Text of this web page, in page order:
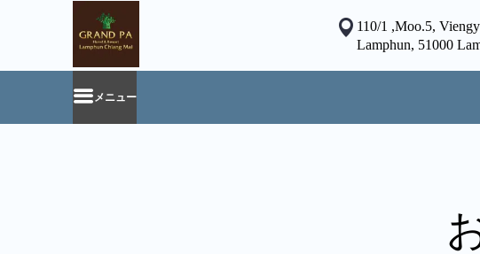
110/1 ,Moo.5,
Lamphun, 51000
メニュー